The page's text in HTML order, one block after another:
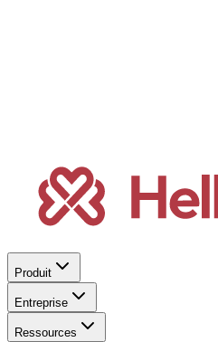
Produit
Entreprise
Ressources